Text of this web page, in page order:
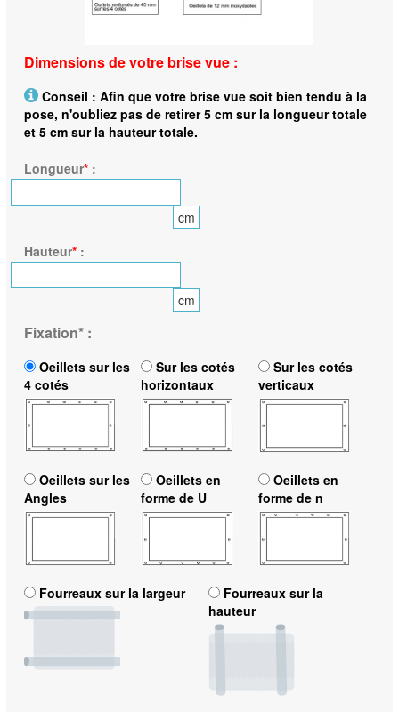
Dimensions de votre brise vue :
Conseil : Afin que votre brise vue soit bien tendu à la
pose, n'oubliez pas de retirer 5 cm sur la longueur totale
et 5 cm sur la hauteur totale.
Longueur*:
cm
Hauteur*:
cm
Fixation*:
Oeillets sur les
4 cotés
Sur les cotés
horizontaux
Sur les cotés
verticaux
Oeillets sur les
Angles
Oeillets en
forme de U
Oeillets en
forme de n
Fourreaux sur la largeur
Fourreaux sur la
hauteur